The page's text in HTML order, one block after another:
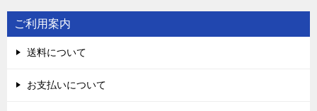
ご利用案内
送料について
お支払いについて